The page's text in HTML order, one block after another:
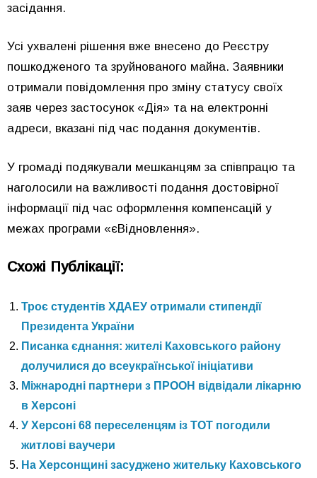
засідання.
Усі ухвалені рішення вже внесено до Реєстру
пошкодженого та зруйнованого майна. Заявники
отримали повідомлення про зміну статусу своїх
заяв через застосунок «Дія» та на електронні
адреси, вказані під час подання документів.
У громаді подякували мешканцям за співпрацю та
наголосили на важливості подання достовірної
інформації під час оформлення компенсацій у
межах програми «єВідновлення».
Схожі Публікації:
Троє студентів ХДАЕУ отримали стипендії
Президента України
Писанка єднання: жителі Каховського району
долучилися до всеукраїнської ініціативи
Міжнародні партнери з ПРООН відвідали лікарню
в Херсоні
У Херсоні 68 переселенцям із ТОТ погодили
житлові ваучери
На Херсонщині засуджено жительку Каховського